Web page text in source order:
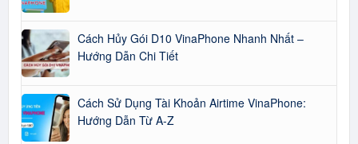
Cách Hủy Gói D10 VinaPhone Nhanh Nhất –
Hướng Dẫn Chi Tiết
Cách Sử Dụng Tài Khoản Airtime VinaPhone:
Hướng Dẫn Từ A-Z